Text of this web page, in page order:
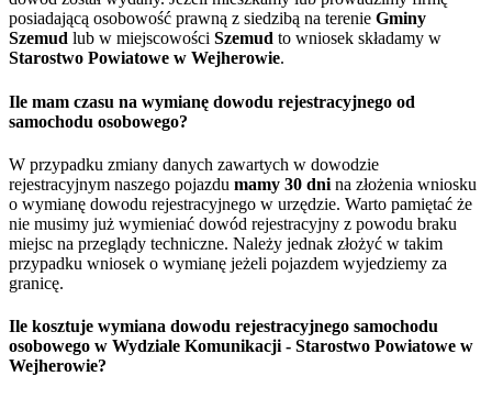
posiadającą osobowość prawną z siedzibą na terenie Gminy
Szemud lub w miejscowości Szemud to wniosek składamy w
Starostwo Powiatowe w Wejherowie.
Ile mam czasu na wymianę dowodu rejestracyjnego od
samochodu osobowego?
W przypadku zmiany danych zawartych w dowodzie
rejestracyjnym naszego pojazdu mamy 30 dni na złożenia wniosku
o wymianę dowodu rejestracyjnego w urzędzie. Warto pamiętać że
nie musimy już wymieniać dowód rejestracyjny z powodu braku
miejsc na przeglądy techniczne. Należy jednak złożyć w takim
przypadku wniosek o wymianę jeżeli pojazdem wyjedziemy za
granicę.
Ile kosztuje wymiana dowodu rejestracyjnego samochodu
osobowego w Wydziale Komunikacji - Starostwo Powiatowe w
Wejherowie?